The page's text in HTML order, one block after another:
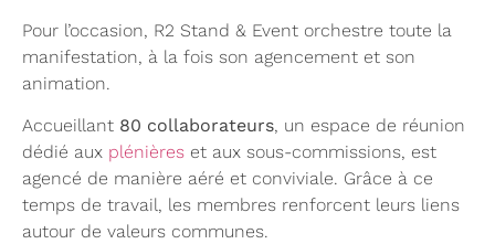
Pour l’occasion, R2 Stand & Event orchestre toute la
manifestation, à la fois son agencement et son
animation.
Accueillant 80 collaborateurs, un espace de réunion
dédié aux plénières et aux sous-commissions, est
agencé de manière aéré et conviviale. Grâce à ce
temps de travail, les membres renforcent leurs liens
autour de valeurs communes.